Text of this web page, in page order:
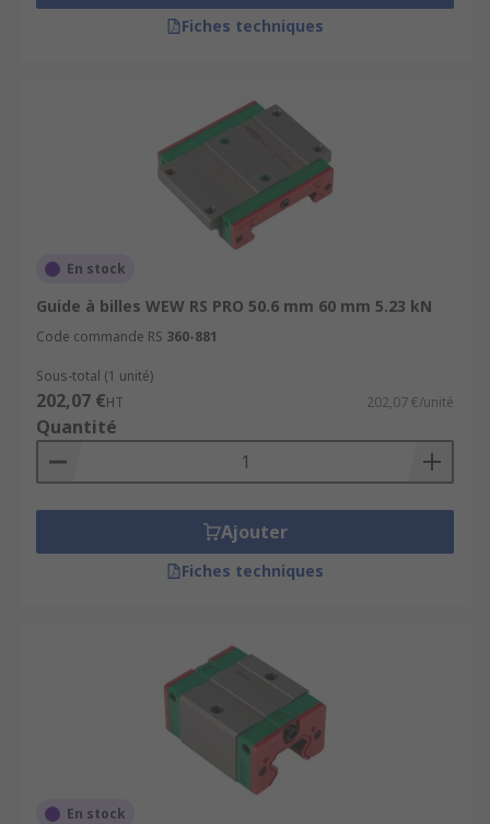
Fiches techniques
En stock
Guide à billes WEW RS PRO 50.6 mm 60 mm 5.23 kN
Code commande RS 360-881
Sous-total (1 unité)
202,07 €HT 202,07 €/unité
Quantité
Ajouter
Fiches techniques
En stock